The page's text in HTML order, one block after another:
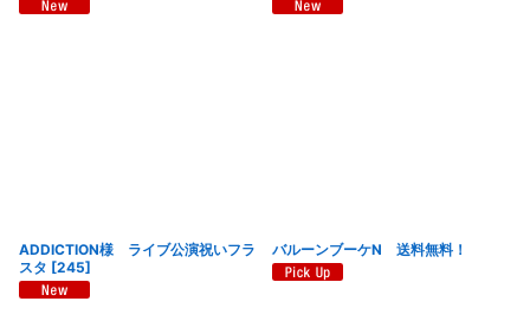
ADDICTION様 ライブ公演祝いフラ
スタ [245]
バルーンブーケN 送料無料！